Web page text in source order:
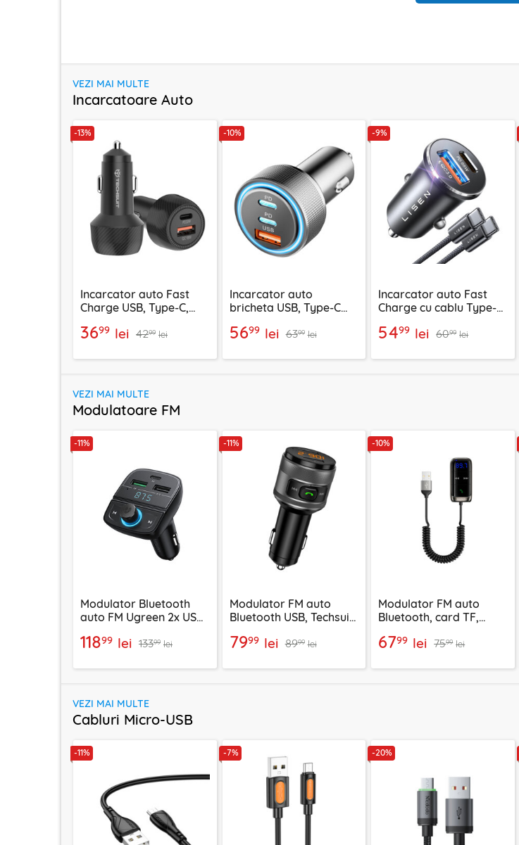
VEZI MAI MULTE
Incarcatoare Auto
-13%
Incarcator auto Fast
Charge USB, Type-C,
3699 lei 4299 lei
-10%
Incarcator auto
bricheta USB, Type-C
arginsiu
5699 lei 6399 lei
-9%
Incarcator auto Fast
Charge cu cablu Type-C
5499 lei 6099 lei
VEZI MAI MULTE
Modulatoare FM
-11%
Modulator Bluetooth
auto FM Ugreen 2x USB,
80910
11899 lei 13399 lei
-11%
Modulator FM auto
Bluetooth USB, Techsuit
7999 lei 8999 lei
-10%
Modulator FM auto
Bluetooth, card TF,
6799 lei 7599 lei
VEZI MAI MULTE
Cabluri Micro-USB
-11% -7% -20%